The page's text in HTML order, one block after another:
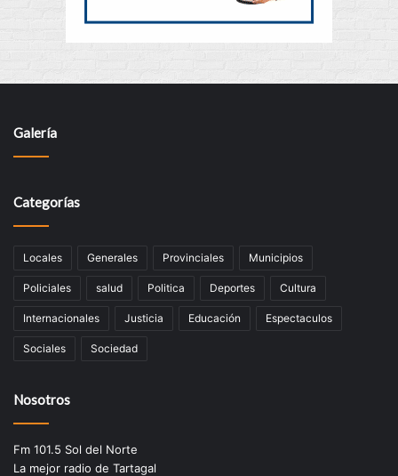
Galería
Categorías
Locales Generales Provinciales Municipios
Policiales salud Politica Deportes Cultura
Internacionales Justicia Educación Espectaculos
Sociales Sociedad
Nosotros
Fm 101.5 Sol del Norte
La mejor radio de Tartagal